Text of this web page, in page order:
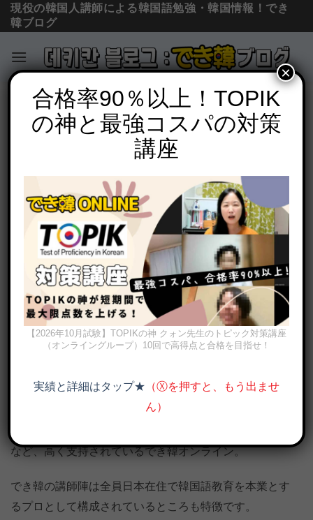
Skip
content
現役の韓国人講師による韓国語勉強・韓国情報！でき
韓ブログ
コラム＆ニュース
韓国語講師歴19年以上！でき韓オンライ
ン 講師 キム・ウンジ
POSTED ON2023年10月2日 BY でき韓 パク先生
韓国語講師歴19年以上！でき韓オンライン 講師 キム・ウンジ
体験レッスン後、入会率98%、生徒数300人を突破する
など、高く支持されているでき韓オンライン。
でき韓の講師陣は全員日本在住で韓国語教育を本業とす
るプロとして構成されているところも特徴です。
合格率90％以上！TOPIK
の神と最強コスパの対策
講座
【2026年10月試験】TOPIKの神 クォン先生のトピック対策講座
（オンライングループ）10回で高得点と合格を目指せ！
実績と詳細はタップ★ （Ⓧを押すと、もう出ませ
ん）
×